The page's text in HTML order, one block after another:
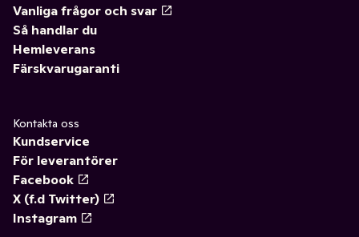
Vanliga frågor och svar
Så handlar du
Hemleverans
Färskvarugaranti
Kontakta oss
Kundservice
För leverantörer
Facebook
X (f.d Twitter)
Instagram